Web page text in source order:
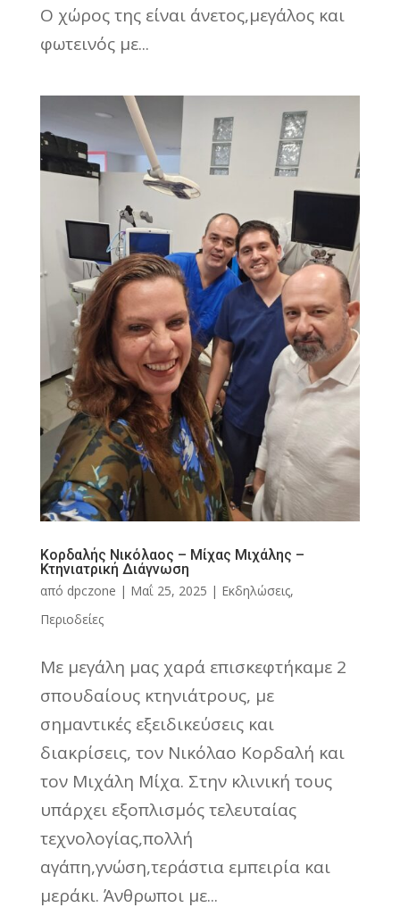
Ο χώρος της είναι άνετος,μεγάλος και
φωτεινός με...
Κορδαλής Νικόλαος – Μίχας Μιχάλης –
Κτηνιατρική Διάγνωση
από dpczone | Μαΐ 25, 2025 | Εκδηλώσεις,
Περιοδείες
Με μεγάλη μας χαρά επισκεφτήκαμε 2
σπουδαίους κτηνιάτρους, με
σημαντικές εξειδικεύσεις και
διακρίσεις, τον Νικόλαο Κορδαλή και
τον Μιχάλη Μίχα. Στην κλινική τους
υπάρχει εξοπλισμός τελευταίας
τεχνολογίας,πολλή
αγάπη,γνώση,τεράστια εμπειρία και
μεράκι. Άνθρωποι με...